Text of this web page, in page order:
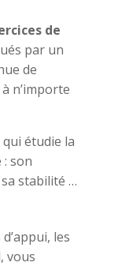
de
par un
de
n’importe
étudie la
: son
stabilité …
les
vous